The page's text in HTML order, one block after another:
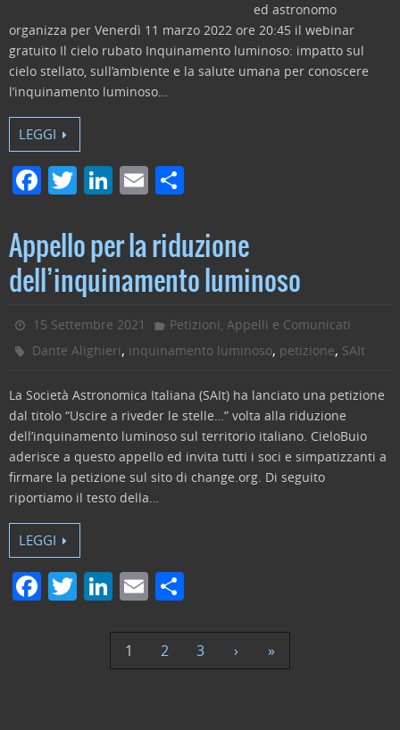
ed astronomo
organizza per Venerdì 11 marzo 2022 ore 20:45 il webinar
gratuito Il cielo rubato Inquinamento luminoso: impatto sul
cielo stellato, sull’ambiente e la salute umana per conoscere
l’inquinamento luminoso…
LEGGI
F
c
e
b
o
o
T
itt
er
Li
k
e
dI
n
E
ai
l
n
di
vi
di
Appello per la riduzione
dell’inquinamento luminoso
15 Settembre 2021
Petizioni, Appelli e Comunicati
Dante Alighieri, inquinamento luminoso, petizione, SAIt
La Società Astronomica Italiana (SAIt) ha lanciato una petizione
dal titolo “Uscire a riveder le stelle…” volta alla riduzione
dell’inquinamento luminoso sul territorio italiano. CieloBuio
aderisce a questo appello ed invita tutti i soci e simpatizzanti a
firmare la petizione sul sito di change.org. Di seguito
riportiamo il testo della…
LEGGI
F T Li
k
e
E
ai
l
n
di
1 2 3 › »